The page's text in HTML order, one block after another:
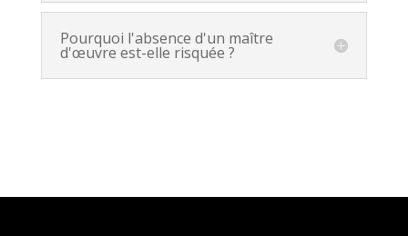
Pourquoi l'absence d'un maître
d'œuvre est-elle risquée ?